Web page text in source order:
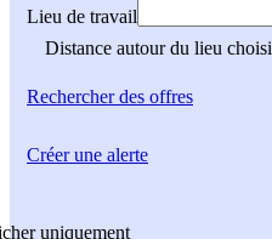
Lieu de travail
Distance autour du lieu choisi
Rechercherdes offres
uniquement
Créer une alerte